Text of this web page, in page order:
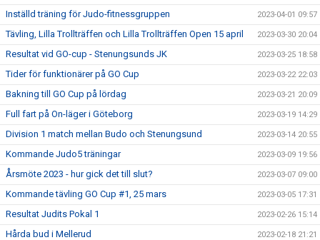
Inställd träning för Judo-fitnessgruppen 2023-04-01 09:57
Tävling, Lilla Trollträffen och Lilla Trollträffen Open 15 april 2023-03-30 20:04
Resultat vid GO-cup - Stenungsunds JK 2023-03-25 18:58
Tider för funktionärer på GO Cup 2023-03-22 22:03
Bakning till GO Cup på lördag 2023-03-21 20:09
Full fart på On-läger i Göteborg 2023-03-19 14:29
Division 1 match mellan Budo och Stenungsund 2023-03-14 20:55
Kommande Judo5 träningar 2023-03-09 19:56
Årsmöte 2023 - hur gick det till slut? 2023-03-07 09:00
Kommande tävling GO Cup #1, 25 mars 2023-03-05 17:31
Resultat Judits Pokal 1 2023-02-26 15:14
Hårda bud i Mellerud 2023-02-18 21:21